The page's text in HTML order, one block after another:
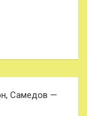
Самедов —